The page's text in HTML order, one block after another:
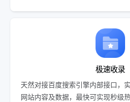
极速收录
天然对接百度搜索引擎内部接口，
网站内容及数据，最快可实现秒级